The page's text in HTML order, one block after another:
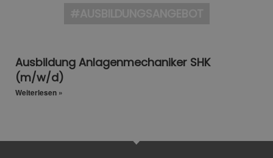
Ausbildung Anlagenmechaniker SHK
(m/w/d)
Weiterlesen »